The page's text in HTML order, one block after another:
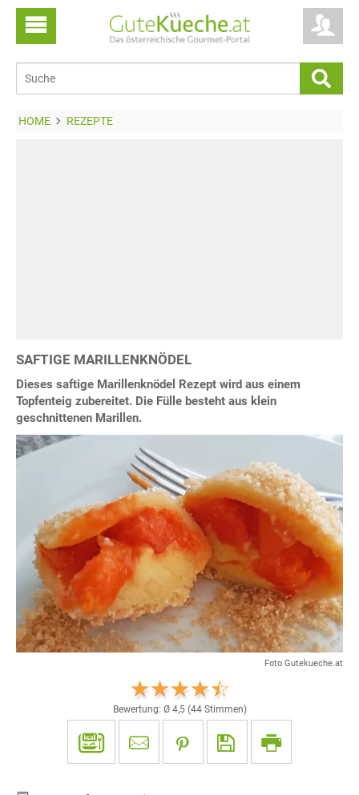
HOME REZEPTE
SAFTIGE MARILLENKNÖDEL
Dieses saftige Marillenknödel Rezept wird aus einem
Topfenteig zubereitet. Die Fülle besteht aus klein
geschnittenen Marillen.
Foto Gutekueche.at
Bewertung: Ø 4,5(44Stimmen)